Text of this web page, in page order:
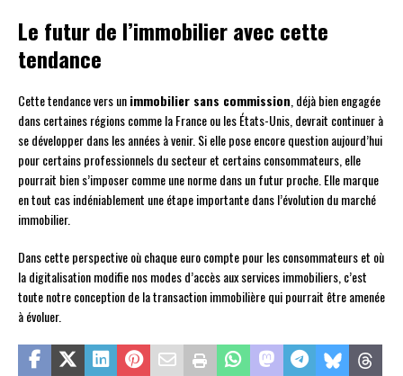
Le futur de l’immobilier avec cette
tendance
Cette tendance vers unimmobilier sans commission , déjà bien engagée
dans certaines régions comme la France ou les États-Unis, devrait continuer à
se développer dans les années à venir. Si elle pose encore question aujourd’hui
pour certains professionnels du secteur et certains consommateurs, elle
pourrait bien s’imposer comme une norme dans un futur proche. Elle marque
en tout cas indéniablement une étape importante dans l’évolution du marché
immobilier.
Dans cette perspective où chaque euro compte pour les consommateurs et où
la digitalisation modifie nos modes d’accès aux services immobiliers, c’est
toute notre conception de la transaction immobilière qui pourrait être amenée
à évoluer.